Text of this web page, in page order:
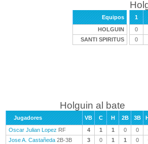
Equipos 1
HOLGUIN
0
SANTI SPIRITUS
0
Holguin al bate
Jugadores VB C H 2B 3B
Oscar Julian Lopez RF 4 1 1 0 0
Jose A. Castañeda 2B-3B 3 0 1 1 0